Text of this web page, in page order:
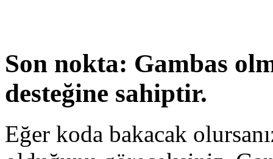
Son nokta: Gambas
desteğine sahiptir.
Eğer koda bakacak